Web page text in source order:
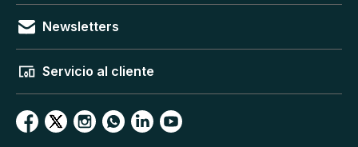
Newsletters
Servicio al cliente